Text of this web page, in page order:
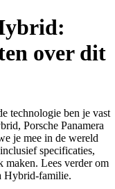
over dit
technologie ben je vast
Porsche Panamera
je mee in de wereld
specificaties,
maken. Lees verder om
Hybrid-familie.